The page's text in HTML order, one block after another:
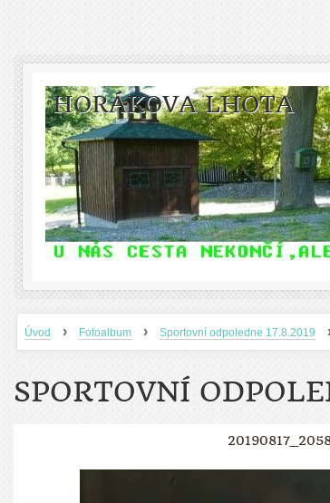
HORÁKOVA LHOTA
Úvod › Fotoalbum › Sportovní odpoledne 17.8.2019
SPORTOVNÍ